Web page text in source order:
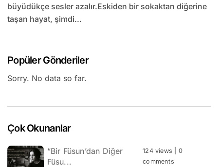
büyüdükçe sesler azalır.Eskiden bir sokaktan diğerine
taşan hayat, şimdi...
Popüler Gönderiler
Sorry. No data so far.
Çok Okunanlar
“Bir Füsun’dan Diğer
Füsu...
124 views
0
comments